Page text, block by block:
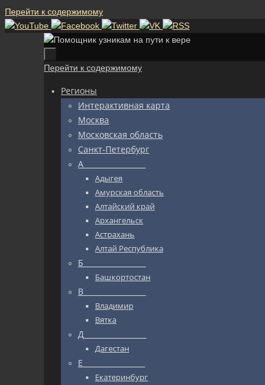
Перейти к содержимому
Перейти к содержимому
Регионы
Интерактивная карта
Москва
Московская область
Санкт-Петербург
А_________________
Адыгея
Амурская область
Алтайский край
Архангельск
Астрахань
Алтай Республика
Б_________________
Башкортостан
В_________________
Владимир
Вятка
Д_________________
Дагестан
Е_________________
Екатеринбург